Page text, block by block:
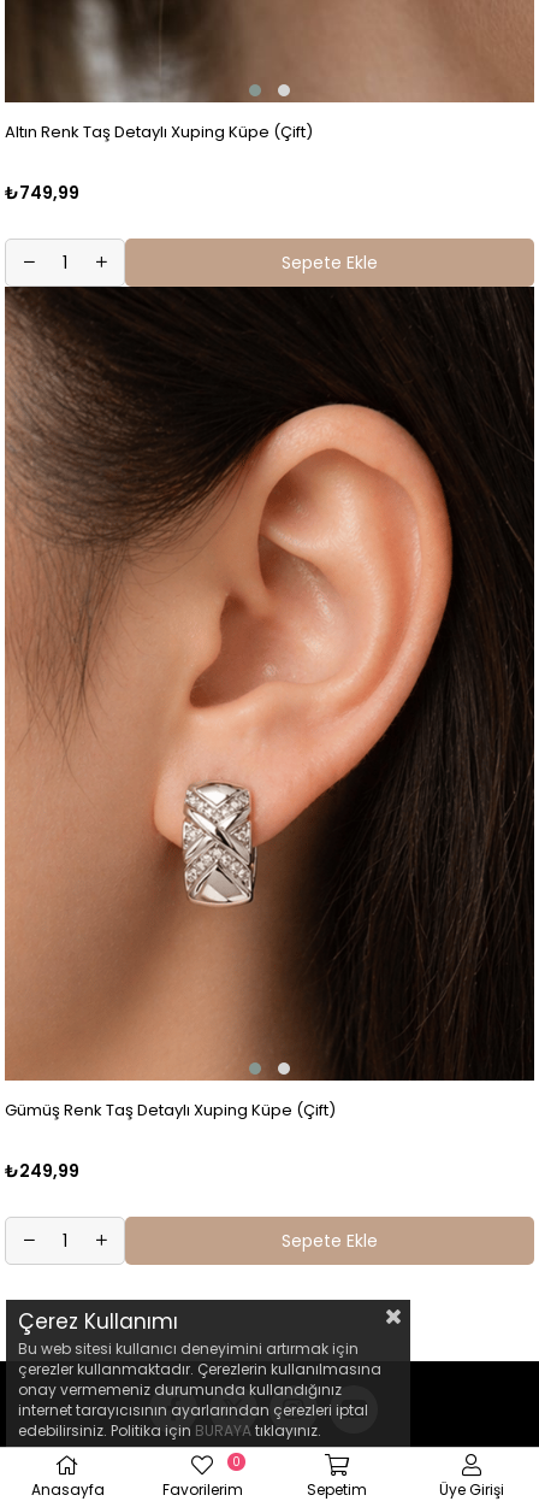
Altın Renk Taş Detaylı Xuping Küpe (Çift)
₺749,99
Sepete Ekle
Gümüş Renk Taş Detaylı Xuping Küpe (Çift)
₺249,99
Sepete Ekle
Çerez Kullanımı
Bu web sitesi kullanıcı deneyimini artırmak için
çerezler kullanmaktadır. Çerezlerin kullanılmasına
onay vermemeniz durumunda kullandığınız
internet tarayıcısının ayarlarından çerezleri iptal
edebilirsiniz. Politika için BURAYAtıklayınız.
Anasayfa Favorilerim
0
Sepetim Üye Girişi